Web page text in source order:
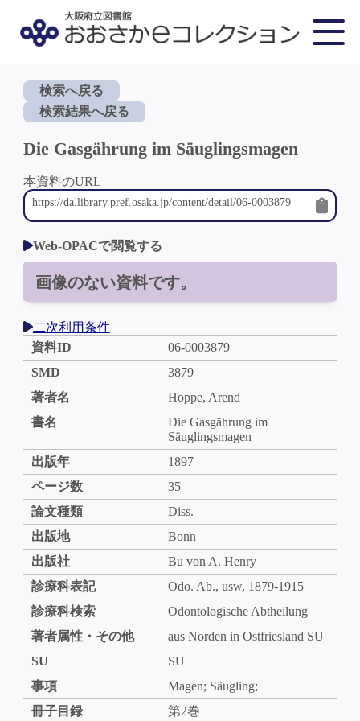
検索へ戻る
検索結果へ戻る
Die Gasgährung im Säuglingsmagen
本資料のURL
Web-OPACで閲覧する
画像のない資料です。
二次利用条件
資料ID
06-0003879
SMD
3879
著者名
Hoppe, Arend
書名
Die Gasgährung im
Säuglingsmagen
出版年
1897
ページ数
35
論文種類
Diss.
出版地
Bonn
出版社
Bu von A. Henry
診療科表記
Odo. Ab., usw, 1879-1915
診療科検索
Odontologische Abtheilung
著者属性・その他
aus Norden in Ostfriesland SU
SU
SU
事項
Magen; Säugling;
冊子目録
第2巻